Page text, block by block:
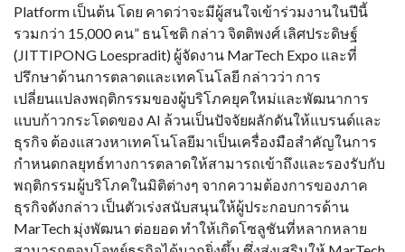
Platform เป็นต้น โดย คาดว่าจะมีผู้สนใจเข้าร่วมงานในปีนี้
รวมกว่า 15,000 คน” ธนโชติ กล่าว จิตติพงศ์ เลิศประดิษฐ์
(JITTIPONG Loespradit) ผู้จัดงาน MarTech Expo และที่
ปรึกษาด้านการตลาดและเทคโนโลยี กล่าวว่า การ
เปลี่ยนแปลงพฤติกรรมของผู้บริโภคยุคใหม่และพัฒนาการ
แบบก้าวกระโดดของ AI ล้วนเป็นปัจจัยผลักดันให้แบรนด์และ
ธุรกิจ ต้องแสวงหาเทคโนโลยีมาเป็นเครื่องมือสำคัญในการ
กำหนดกลยุทธ์ทางการตลาดให้สามารถเข้าถึงและรองรับกับ
พฤติกรรมผู้บริโภคในมิติต่างๆ จากความต้องการของภาค
ธุรกิจดังกล่าว เป็นตัวเร่งสนับสนุนให้ผู้ประกอบการด้าน
MarTech มุ่งพัฒนา ต่อยอด ทำให้เกิดโซลูชันที่หลากหลาย